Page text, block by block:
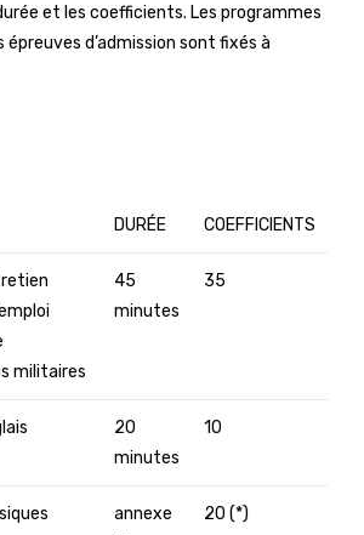
et les coefficients. Les programmes
d’admission sont fixés à
DURÉE COEFFICIENTS
militaires
45
minutes
35
20
minutes
10
annexe
20 (*)